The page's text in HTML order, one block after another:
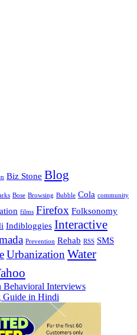
Biz Stone Blog
Bose Browsing Bubble Cola community
films Firefox Folksonomy
Indibloggies Interactive
Prevention Rehab RSS SMS
Urbanization Water